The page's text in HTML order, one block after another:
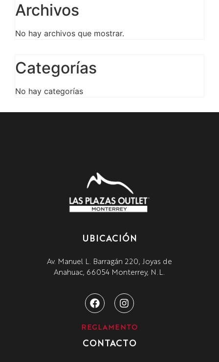
Archivos
No hay archivos que mostrar.
Categorías
No hay categorías
UBICACIÓN
Av. Manuel L. Barragán 220, Joyas de
Anahuac, 66054 Monterrey, N.L.
REGLAMENTO
CONTACTO